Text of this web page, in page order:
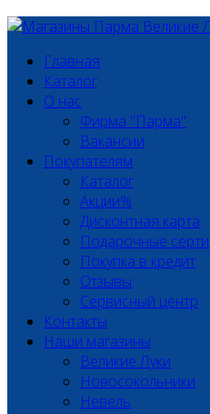
Главная
Каталог
О нас
Фирма "Парма"
Вакансии
Покупателям
Каталог
Акции%
Дисконтная карта
Подарочные
Покупка в кредит
Отзывы
Сервисный центр
Контакты
Наши магазины
Великие Луки
Новосокольники
Невель